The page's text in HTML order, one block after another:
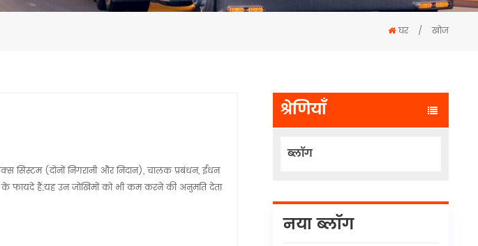
घर / खोज
सिस्टम (दोनों निगरानी और निदान), चालक प्रबंधन, ईंधन
के फायदे हैं;यह उन जोखिमों को भी कम करने की अनुमति देता
श्रेणियाँ
ब्लॉग
नया ब्लॉग